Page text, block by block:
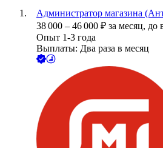
Администратор магазина
38 000 – 46 000 ₽ за месяц, до
Опыт 1-3 года
Выплаты: Два раза в месяц